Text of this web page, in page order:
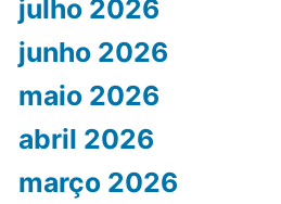
julho 2026
junho 2026
maio 2026
abril 2026
março 2026